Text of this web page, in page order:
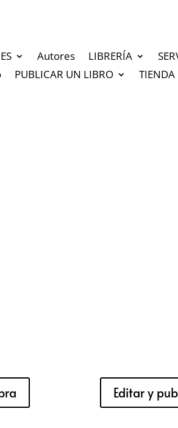
Autores LIBRERÍA
PUBLICAR UN LIBRO TIENDA
Editar y